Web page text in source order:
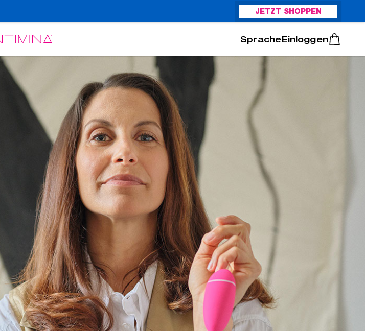
JETZT SHOPPEN
Português
Einloggen